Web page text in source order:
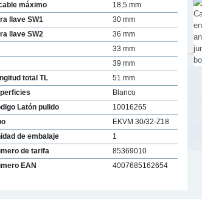
máximo
18,5 mm
llave SW1
30 mm
llave SW2
36 mm
33 mm
39 mm
total TL
51 mm
Blanco
Latón pulido
10016265
EKVM 30/32-Z18
de embalaje
1
de tarifa
85369010
EAN
4007685162654